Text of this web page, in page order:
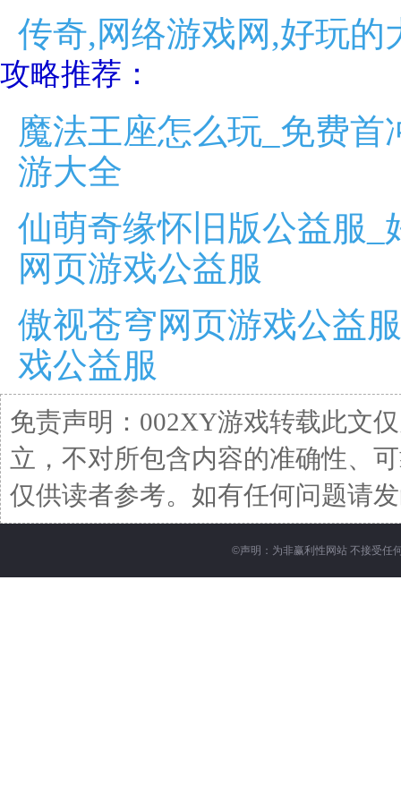
传奇,网络游戏网,好玩的
攻略推荐：
魔法王座怎么玩_免费
游大全
仙萌奇缘怀旧版公益服
网页游戏公益服
傲视苍穹网页游戏公益
戏公益服
免责声明：002XY游戏转载此文
立，不对所包含内容的准确性、
仅供读者参考。如有任何问题请
©声明：为非赢利性网站 不接受任